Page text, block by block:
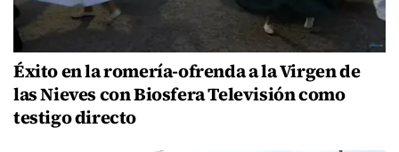
Éxito en la romería-ofrenda a la Virgen de
las Nieves con Biosfera Televisión como
testigo directo